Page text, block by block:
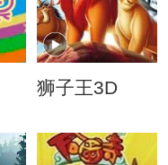
狮子王3D